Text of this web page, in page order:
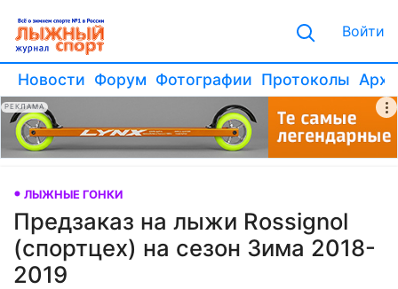
Войти
Новости Форум Фотографии Протоколы
РЕКЛАМА
ЛЫЖНЫЕ ГОНКИ
Предзаказ на лыжи Rossignol
(спортцех) на сезон Зима 2018-
2019